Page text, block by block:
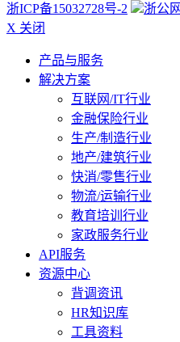
浙ICP备15032728号-2
浙公
X 关闭
产品与服务
解决方案
互联网/IT行业
金融保险行业
生产/制造行业
地产/建筑行业
快消/零售行业
物流/运输行业
教育培训行业
家政服务行业
API服务
资源中心
背调资讯
HR知识库
工具资料